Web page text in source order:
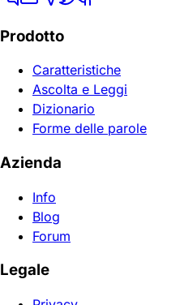
Prodotto
Caratteristiche
Ascolta e Leggi
Dizionario
Forme delle parole
Azienda
Info
Blog
Forum
Legale